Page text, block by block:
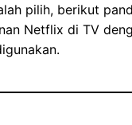
pilih, berikut
Netflix di TV